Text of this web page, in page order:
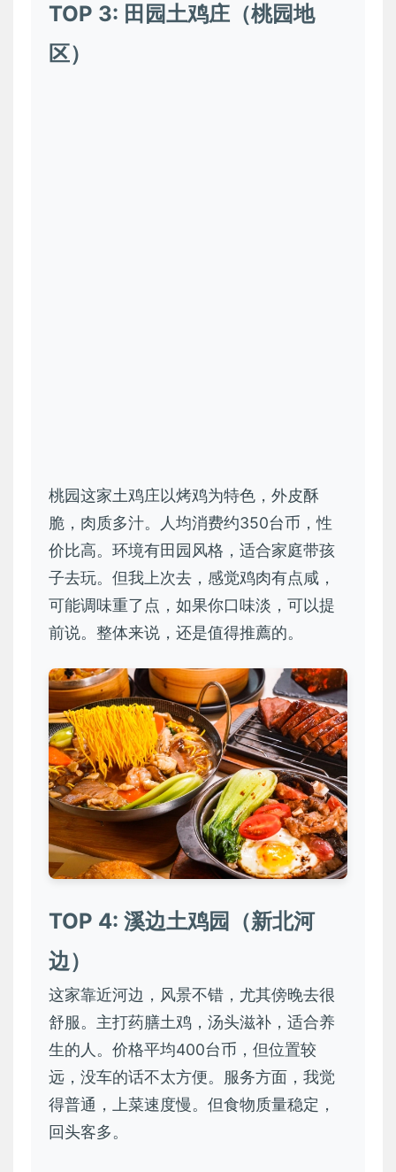
TOP 3: 田园土鸡庄（桃园地
区）
桃园这家土鸡庄以烤鸡为特色，外皮酥
脆，肉质多汁。人均消费约350台币，性
价比高。环境有田园风格，适合家庭带孩
子去玩。但我上次去，感觉鸡肉有点咸，
可能调味重了点，如果你口味淡，可以提
前说。整体来说，还是值得推薦的。
TOP 4: 溪边土鸡园（新北河
边）
这家靠近河边，风景不错，尤其傍晚去很
舒服。主打药膳土鸡，汤头滋补，适合养
生的人。价格平均400台币，但位置较
远，没车的话不太方便。服务方面，我觉
得普通，上菜速度慢。但食物质量稳定，
回头客多。